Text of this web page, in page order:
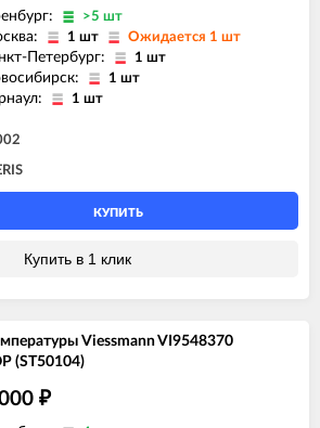
>5 шт
1 шт Ожидается 1 шт
Петербург: 1 шт
1 шт
1 шт
КУПИТЬ
Купить в 1 клик
Viessmann VI9548370
(ST50104)
₽